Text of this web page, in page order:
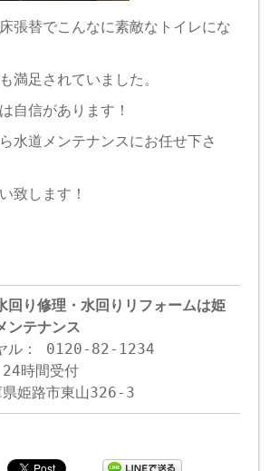
張替でこんなに素敵なトイレにな
満足されていました。
自信があります！
水道メンテナンスにお任せ下さ
致します！
回り修理・水回りリフォームは姫
ンテナンス
ル： 0120-82-1234
時間受付
姫路市東山326-3